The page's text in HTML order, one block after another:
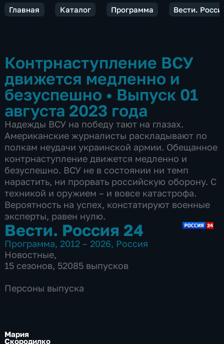
Главная Каталог Программа Вести.
Контрнаступление ВСУ
движется медленно и
безуспешно • Выпуск 01
августа 2023 года
Надежды ВСУ на победу тают на глазах.
Американские журналисты раскладывают по
полкам неудачи украинской армии. Обещанное
контрнаступление движется медленно и
безуспешно. ВСУ не в состоянии ни темп
нарастить, ни прорвать российскую оборону. С
техникой и оружием – и вовсе катастрофа.
Вероятность на успех, констатируют военные
эксперты, равен нулю.
Вести. Россия 24
Программа, 2012 – 2026, Россия
Новостные,
15 сезонов, 52085 выпусков
Персоны выпуска
Мария
Скородилко